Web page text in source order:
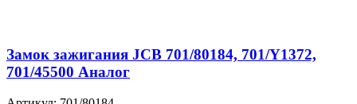
Замок зажигания JCB 701/80184, 701/Y1372,
701/45500 Аналог